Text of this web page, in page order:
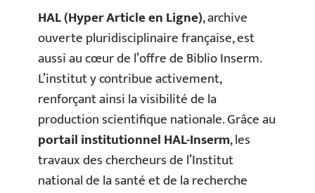
HAL (Hyper Article en Ligne), archive
ouverte pluridisciplinaire française, est
aussi au cœur de l’offre de Biblio Inserm.
L’institut y contribue activement,
renforçant ainsi la visibilité de la
production scientifique nationale. Grâce au
portail institutionnel HAL-Inserm, les
travaux des chercheurs de l’Institut
national de la santé et de la recherche